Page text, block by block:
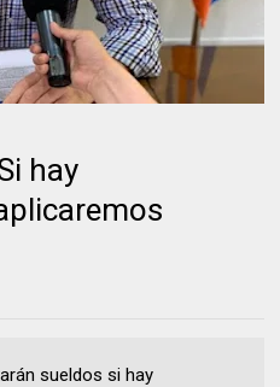
hay
sueldos si hay